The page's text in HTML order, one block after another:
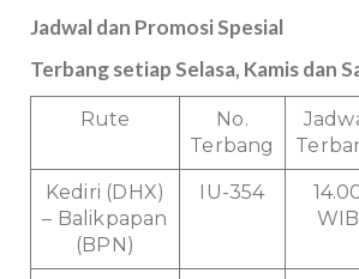
Jadwal dan Promosi Spesial
Terbang setiap Selasa, Kamis dan
Rute
No.
Terbang
Kediri (DHX)
– Balikpapan
(BPN)
IU-354
WIB